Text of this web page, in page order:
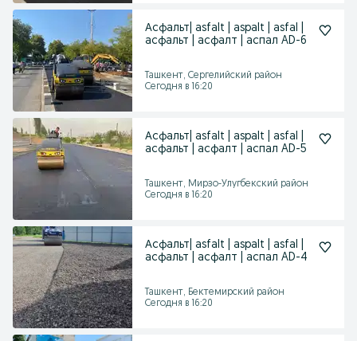
Асфальт| asfalt | aspalt | asfal |
асфальт | асфалт | аспал AD-6
Ташкент, Сергелийский район
Сегодня в 16:20
Асфальт| asfalt | aspalt | asfal |
асфальт | асфалт | аспал AD-5
Ташкент, Мирзо-Улугбекский район
Сегодня в 16:20
Асфальт| asfalt | aspalt | asfal |
асфальт | асфалт | аспал AD-4
Ташкент, Бектемирский район
Сегодня в 16:20